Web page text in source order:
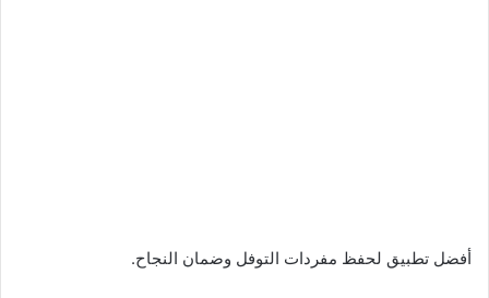
أفضل تطبيق لحفظ مفردات التوفل وضمان النجاح.